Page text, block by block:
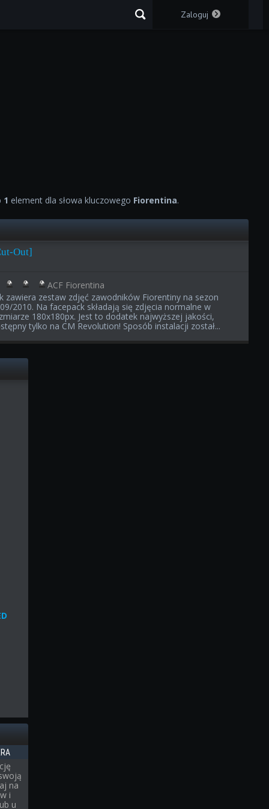
Zaloguj
1 element dla słowa kluczowego Fiorentina.
Out]
ACF Fiorentina
zawiera zestaw zdjęć zawodników Fiorentiny na sezon
2010. Na facepack składają się zdjęcia normalne w
180x180px. Jest to dodatek najwyższej jakości,
tylko na CM Revolution! Sposób instalacji został...
na
i
u